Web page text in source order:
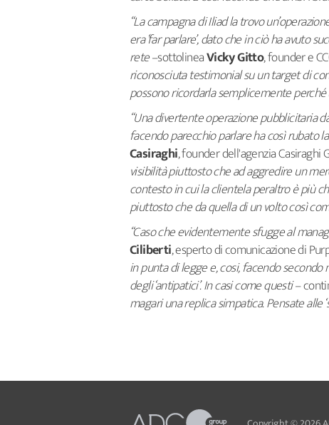
“La campagna di Iliad la trovo
era ‘far parlare’, dato che in ciò ha avuto
rete–sottolineaVicky Gitto, founder e
riconosciuta testimonial su un target di
possono ricordarla semplicemente
“Una divertente operazione pubblicitaria
facendo parecchio parlare ha così rubato
Casiraghi, founder dell'agenzia Casiraghi
visibilità piuttosto che ad aggredire un
contesto in cui la clientela peraltro è più
piuttosto che da quella di un volto così
“Caso che evidentemente sfugge al
Ciliberti, esperto di comunicazione di
in punta di legge e, cosi, facendo secondo
degli ‘antipatici’. In casi come questi–
magari una replica simpatica. Pensate alle